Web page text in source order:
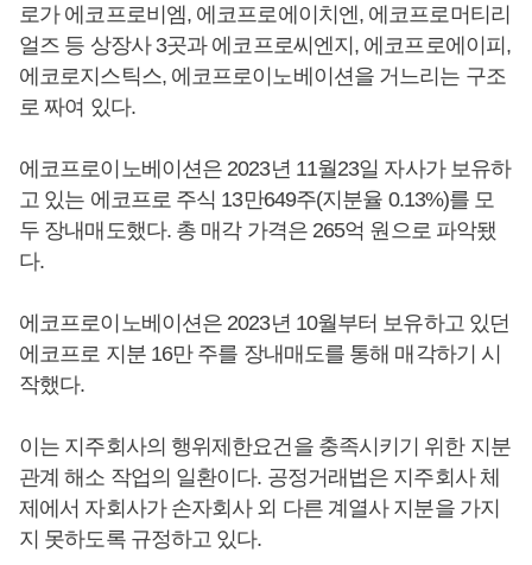
로가 에코프로비엠, 에코프로에이치엔, 에코프로머티리
얼즈 등 상장사 3곳과 에코프로씨엔지, 에코프로에이피,
에코로지스틱스, 에코프로이노베이션을 거느리는 구조
로 짜여 있다.
에코프로이노베이션은 2023년 11월23일 자사가 보유하
고 있는 에코프로 주식 13만649주(지분율 0.13%)를 모
두 장내매도했다. 총 매각 가격은 265억 원으로 파악됐
다.
에코프로이노베이션은 2023년 10월부터 보유하고 있던
에코프로 지분 16만 주를 장내매도를 통해 매각하기 시
작했다.
이는 지주회사의 행위제한요건을 충족시키기 위한 지분
관계 해소 작업의 일환이다. 공정거래법은 지주회사 체
제에서 자회사가 손자회사 외 다른 계열사 지분을 가지
지 못하도록 규정하고 있다.